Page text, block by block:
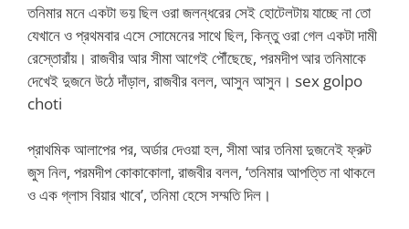
তনিমার মনে একটা ভয় ছিল ওরা জলন্ধরের সেই হোটেলটায় যাচ্ছে না তো
যেখানে ও প্রথমবার এসে সোমেনের সাথে ছিল, কিন্তু ওরা গেল একটা দামী
রেস্তোরাঁয়। রাজবীর আর সীমা আগেই পৌঁছেছে, পরমদীপ আর তনিমাকে
দেখেই দুজনে উঠে দাঁড়াল, রাজবীর বলল, আসুন আসুন। sex golpo
choti
প্রাথমিক আলাপের পর, অর্ডার দেওয়া হল, সীমা আর তনিমা দুজনেই ফ্রুট
জুস নিল, পরমদীপ কোকাকোলা, রাজবীর বলল, ‘তনিমার আপত্তি না থাকলে
ও এক গ্লাস বিয়ার খাবে’, তনিমা হেসে সম্মতি দিল।